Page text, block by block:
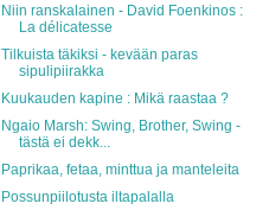
Niin ranskalainen - David Foenkinos :
La délicatesse
Tilkuista täkiksi - kevään paras
sipulipiirakka
Kuukauden kapine : Mikä raastaa ?
Ngaio Marsh: Swing, Brother, Swing -
tästä ei dekk...
Paprikaa, fetaa, minttua ja manteleita
Possunpiilotusta iltapalalla